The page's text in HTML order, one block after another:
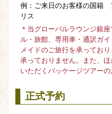
例：ご来日のお客様の国籍
リス
＊当グローバルラウンジ銀
ル・旅館、専用車・通訳ガ
メイドのご旅行を承ってお
承っておりません。また、
いただくパッケージツアー
正式予約